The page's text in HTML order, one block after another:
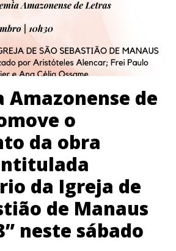
Amazonense de
o
da obra
da Igreja de
de Manaus
neste sábado